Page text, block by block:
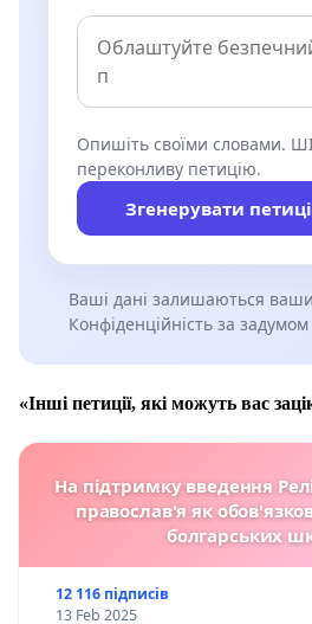
Опишіть своїми словами. ШІ
переконливу петицію.
Згенерувати
Ваші дані залишаються
Конфіденційність за задумом
«Інші петиції, які можуть вас
На підтримку введення
православ'я як
болгарських
12 116 підписів
13 Feb 2025